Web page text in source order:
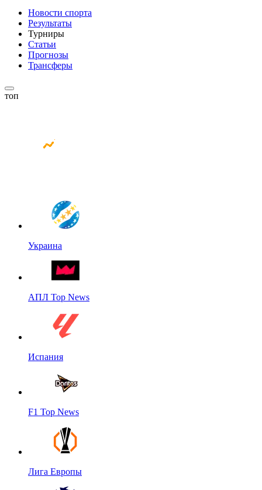
Новости спорта
Результаты
Турниры
Статьи
Прогнозы
Трансферы
топ
Украина
АПЛ Top News
Испания
F1 Top News
Лига Европы